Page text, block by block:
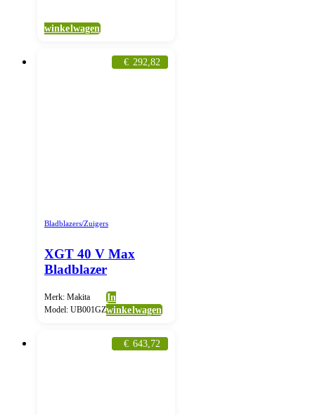
winkelwagen
€ 292,82
Bladblazers/Zuigers
XGT 40 V Max
Bladblazer
Merk: Makita
Model: UB001GZ
In
winkelwagen
€ 643,72